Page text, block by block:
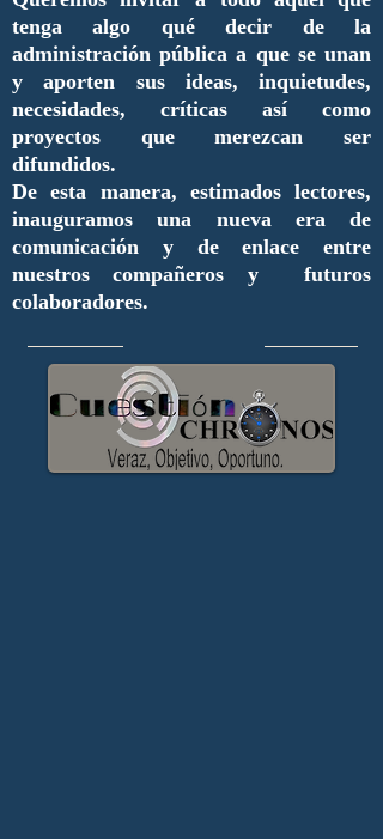
tenga algo qué decir de la
administración pública a que se unan
y aporten sus ideas, inquietudes,
necesidades, críticas así como
proyectos que merezcan ser
difundidos.
De esta manera, estimados lectores,
inauguramos una nueva era de
comunicación y de enlace entre
nuestros compañeros y futuros
colaboradores.